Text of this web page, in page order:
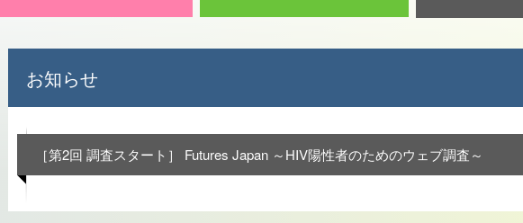
お知らせ
［第2回 調査スタート］ Futures Japan ～HIV陽性者のためのウェブ調査～